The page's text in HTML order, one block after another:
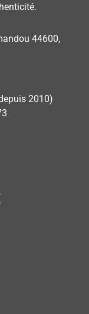
44600,
2010)